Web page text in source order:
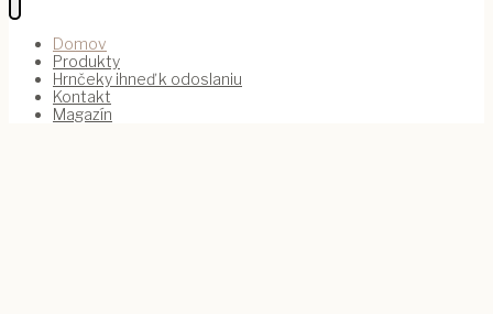
Domov
Produkty
Hrnčeky ihneď k odoslaniu
Kontakt
Magazín